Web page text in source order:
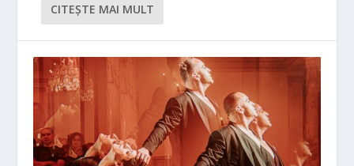
CITEŞTE MAI MULT